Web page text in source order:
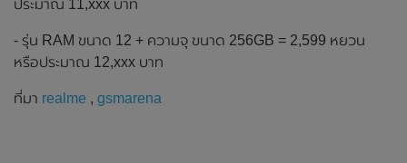
ประมาณ 11,xxx บาท
- รุ่น RAM ขนาด 12 + ความจุ ขนาด 256GB = 2,599 หยวน
หรือประมาณ 12,xxx บาท
ที่มา realme , gsmarena